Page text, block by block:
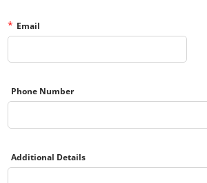
* Email
Phone Number
Additional Details